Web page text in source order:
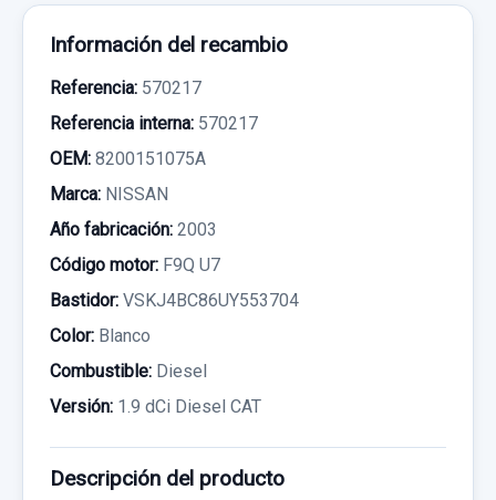
Información del recambio
Referencia: 570217
Referencia interna: 570217
OEM: 8200151075A
Marca: NISSAN
Año fabricación: 2003
Código motor: F9Q U7
Bastidor: VSKJ4BC86UY553704
Color: Blanco
Combustible: Diesel
Versión: 1.9 dCi Diesel CAT
Descripción del producto